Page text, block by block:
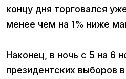
концу дня торговался
менее чем на 1% ниже
Наконец, в ночь с 5 на 6
президентских выборов